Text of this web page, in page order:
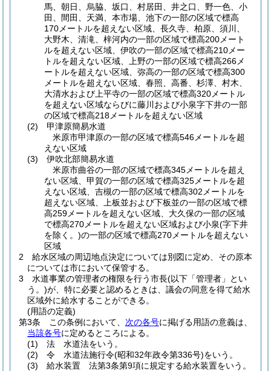
馬、朝日、烏脇、坂口、村居田、井之口、野一色、小
田、間田、天満、本市場、池下の一部の区域で標高
170メートルを超えない区域、長久寺、柏原、須川、
大野木、清滝、梓河内の一部の区域で標高200メート
ルを超えない区域、伊吹の一部の区域で標高210メー
トルを超えない区域、上野の一部の区域で標高266メ
ートルを超えない区域、弥高の一部の区域で標高300
メートルを超えない区域、春照、高番、杉澤、村木、
大清水および上平寺の一部の区域で標高320メートル
を超えない区域ならびに藤川および小泉字下井の一部
の区域で標高218メートルを超えない区域
(2)
甲津原簡易水道
米原市甲津原の一部の区域で標高546メートルを超
えない区域
(3)
伊吹北部簡易水道
米原市曲谷の一部の区域で標高345メートルを超え
ない区域、甲賀の一部の区域で標高325メートルを超
えない区域、吉槻の一部の区域で標高302メートルを
超えない区域、上板並および下板並の一部の区域で標
高259メートルを超えない区域、大久保の一部の区域
で標高270メートルを超えない区域および小泉(字下井
を除く。)の一部の区域で標高270メートルを超えない
区域
2
給水区域の周辺地点決定については別図に定め、その原本
については市において保管する。
3
水道事業の管理者の権限を行う市長(以下「管理者」とい
う。)が、特に必要と認めるときは、議会の同意を得て給水
区域外に給水することができる。
(用語の定義)
第3条
この条例において、 次の各号に掲げる用語の意義は、
当該各号に定めるところによる。
(1)
法 水道法をいう。
(2)
令 水道法施行令(昭和32年政令第336号)をいう。
(3)
給水装置 法第3条第9項に規定する給水装置をいう。